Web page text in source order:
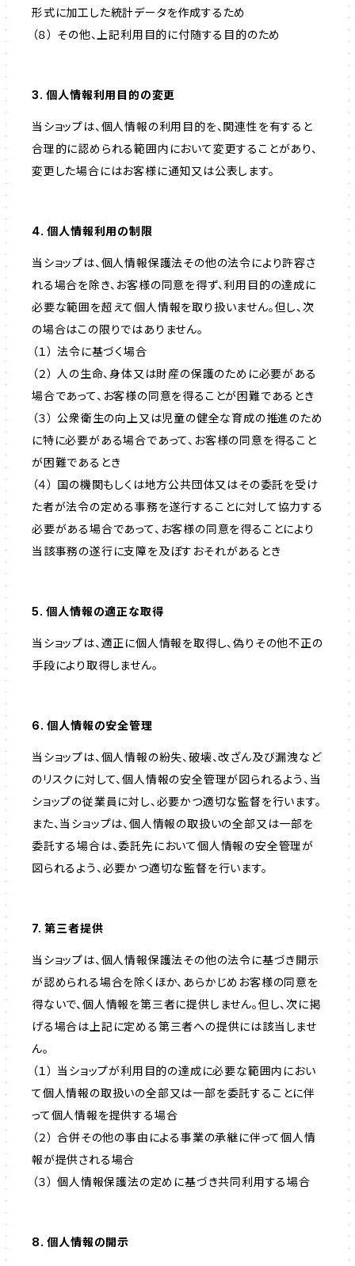
形式に加工した統計データを作成するため
（８） その他、上記利用目的に付随する目的のため
3. 個人情報利用目的の変更
当ショップは、個人情報の利用目的を、関連性を有すると
合理的に認められる範囲内において変更することがあり、
変更した場合にはお客様に通知又は公表します。
4. 個人情報利用の制限
当ショップは、個人情報保護法その他の法令により許容さ
れる場合を除き、お客様の同意を得ず、利用目的の達成に
必要な範囲を超えて個人情報を取り扱いません。但し、次
の場合はこの限りではありません。
（１） 法令に基づく場合
（２） 人の生命、身体又は財産の保護のために必要がある
場合であって、お客様の同意を得ることが困難であるとき
（３） 公衆衛生の向上又は児童の健全な育成の推進のため
に特に必要がある場合であって、お客様の同意を得ること
が困難であるとき
（４） 国の機関もしくは地方公共団体又はその委託を受け
た者が法令の定める事務を遂行することに対して協力する
必要がある場合であって、お客様の同意を得ることにより
当該事務の遂行に支障を及ぼすおそれがあるとき
5. 個人情報の適正な取得
当ショップは、適正に個人情報を取得し、偽りその他不正の
手段により取得しません。
6. 個人情報の安全管理
当ショップは、個人情報の紛失、破壊、改ざん及び漏洩など
のリスクに対して、個人情報の安全管理が図られるよう、当
ショップの従業員に対し、必要かつ適切な監督を行います。
また、当ショップは、個人情報の取扱いの全部又は一部を
委託する場合は、委託先において個人情報の安全管理が
図られるよう、必要かつ適切な監督を行います。
7. 第三者提供
当ショップは、個人情報保護法その他の法令に基づき開示
が認められる場合を除くほか、あらかじめお客様の同意を
得ないで、個人情報を第三者に提供しません。但し、次に掲
げる場合は上記に定める第三者への提供には該当しませ
ん。
（１） 当ショップが利用目的の達成に必要な範囲内におい
て個人情報の取扱いの全部又は一部を委託することに伴
って個人情報を提供する場合
（２） 合併その他の事由による事業の承継に伴って個人情
報が提供される場合
（３） 個人情報保護法の定めに基づき共同利用する場合
8. 個人情報の開示